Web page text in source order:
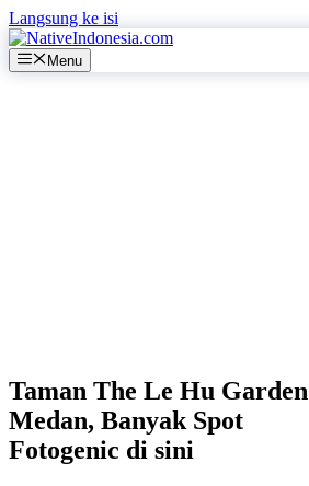
Langsung ke isi
Menu
Taman The Le Hu Garden
Medan, Banyak Spot
Fotogenic di sini